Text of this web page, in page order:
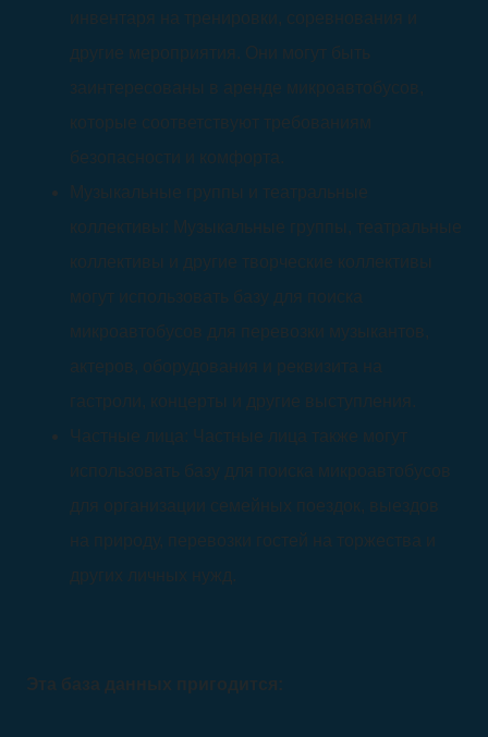
инвентаря на тренировки, соревнования и
другие мероприятия. Они могут быть
заинтересованы в аренде микроавтобусов,
которые соответствуют требованиям
безопасности и комфорта.
Музыкальные группы и театральные
коллективы: Музыкальные группы, театральные
коллективы и другие творческие коллективы
могут использовать базу для поиска
микроавтобусов для перевозки музыкантов,
актеров, оборудования и реквизита на
гастроли, концерты и другие выступления.
Частные лица: Частные лица также могут
использовать базу для поиска микроавтобусов
для организации семейных поездок, выездов
на природу, перевозки гостей на торжества и
других личных нужд.
Эта база данных пригодится: